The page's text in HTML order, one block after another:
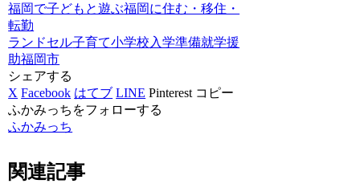
福岡で子どもと遊ぶ福岡に住む・移住・
転勤
ランドセル子育て小学校入学準備就学援
助福岡市
シェアする
X Facebook はてブ LINE Pinterest コピー
ふかみっちをフォローする
ふかみっち
関連記事